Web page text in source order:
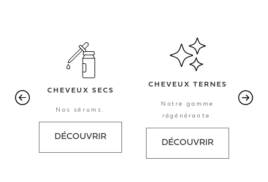
CHEVEUX SECS
Nos sérums.
DÉCOUVRIR
CHEVEUX TERNES
Notre gamme
régénérante.
DÉCOUVRIR